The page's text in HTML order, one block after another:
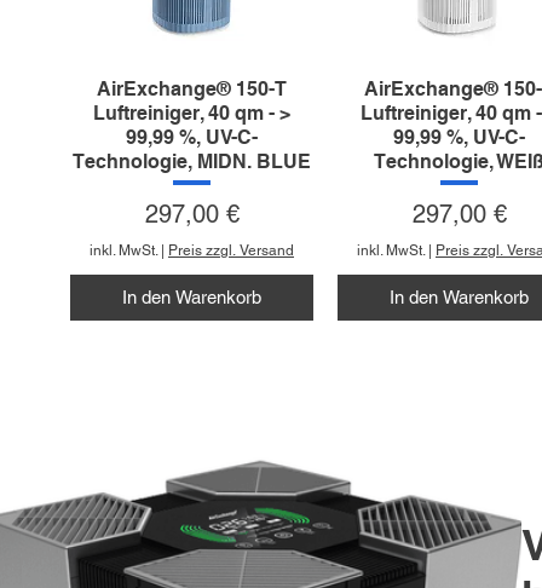
AirExchange® 150-T
Luftreiniger, 40 qm - >
99,99 %, UV-C-
Technologie, MIDN. BLUE
Preis
297,00 €
inkl. MwSt.| Preis zzgl. Versand
In den Warenkorb
AirExchange®
Luftreiniger, 40 qm
99,99 %, UV-C-
Technologie,
Preis
297,00 €
inkl. MwSt.| Preis zzgl.
In den Warenkorb
AirExchange® 750-T
Luftreiniger, 120 qm - >
99,99 %, UV-C-
AirExchange®
Luftreiniger, 120 qm
99,99 %, UV-C-
AirExchange®
Luftreiniger 1500-VT-
Heizung
AirExchange®
Luftreiniger
600/750-T